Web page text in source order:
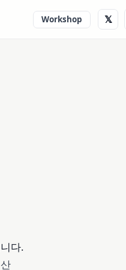
Workshop 𝕏
다.